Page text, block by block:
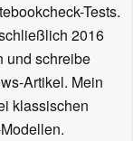
Tests.
2016
und schreibe
Artikel. Mein
klassischen